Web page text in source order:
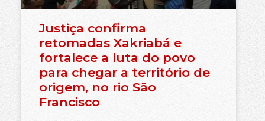
Justiça confirma
retomadas Xakriabá e
fortalece a luta do povo
para chegar a território de
origem, no rio São
Francisco